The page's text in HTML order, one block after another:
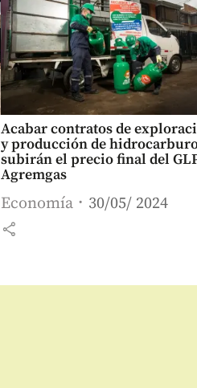
Acabar contratos de
y producción de
subirán el precio final del
Agremgas
Economía 30/05/ 2024
share